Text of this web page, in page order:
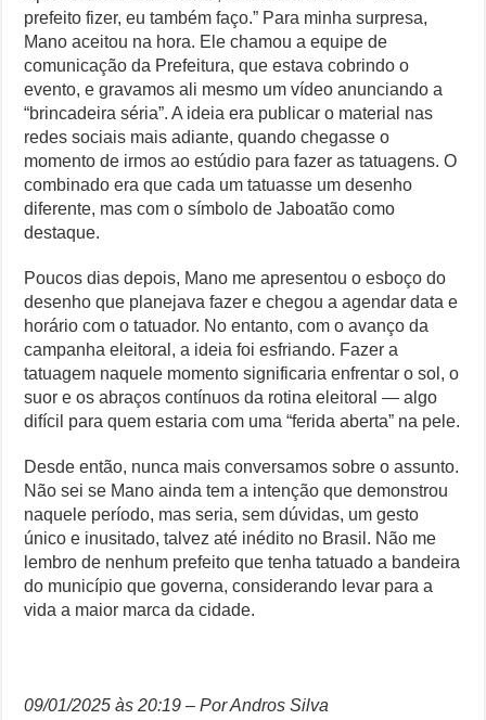
prefeito fizer, eu também faço.” Para minha surpresa,
Mano aceitou na hora. Ele chamou a equipe de
comunicação da Prefeitura, que estava cobrindo o
evento, e gravamos ali mesmo um vídeo anunciando a
“brincadeira séria”. A ideia era publicar o material nas
redes sociais mais adiante, quando chegasse o
momento de irmos ao estúdio para fazer as tatuagens. O
combinado era que cada um tatuasse um desenho
diferente, mas com o símbolo de Jaboatão como
destaque.
Poucos dias depois, Mano me apresentou o esboço do
desenho que planejava fazer e chegou a agendar data e
horário com o tatuador. No entanto, com o avanço da
campanha eleitoral, a ideia foi esfriando. Fazer a
tatuagem naquele momento significaria enfrentar o sol, o
suor e os abraços contínuos da rotina eleitoral — algo
difícil para quem estaria com uma “ferida aberta” na pele.
Desde então, nunca mais conversamos sobre o assunto.
Não sei se Mano ainda tem a intenção que demonstrou
naquele período, mas seria, sem dúvidas, um gesto
único e inusitado, talvez até inédito no Brasil. Não me
lembro de nenhum prefeito que tenha tatuado a bandeira
do município que governa, considerando levar para a
vida a maior marca da cidade.
09/01/2025 às 20:19 – Por Andros Silva